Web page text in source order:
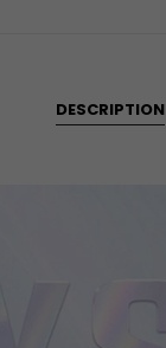
DESCRIPTION